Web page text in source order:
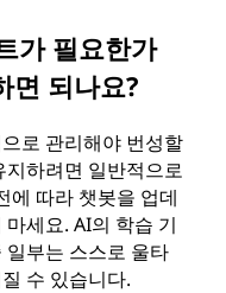
가 필요한가
면 되나요?
로 관리해야 번성할
하려면 일반적으로
에 따라 챗봇을 업데
세요. AI의 학습 기
부는 스스로 울타
수 있습니다.